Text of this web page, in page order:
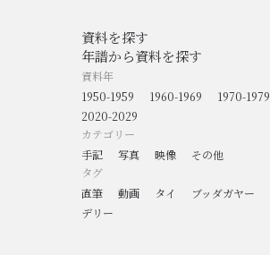
資料を探す
年譜から資料を探す
資料年
1950-1959
1960-1969 1970-1979
2020-2029
カテゴリー
手記
写真 映像
その他
タグ
直筆
動画 タイ ブッダガヤー
デリー